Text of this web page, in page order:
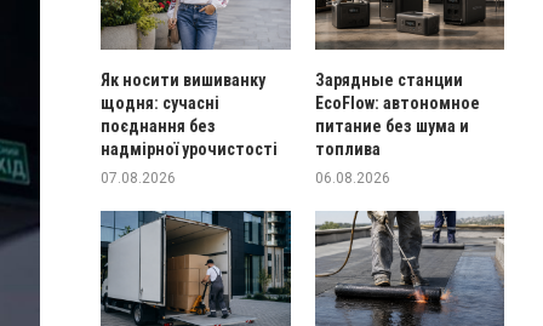
Як носити вишиванку
щодня: сучасні
поєднання без
надмірної урочистості
07.08.2026
Зарядные станции
EcoFlow: автономное
питание без шума и
топлива
06.08.2026